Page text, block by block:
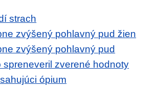
strach
zvýšený pohlavný pud žien
zvýšený pohlavný pud
spreneveril zverené hodnoty
ópium